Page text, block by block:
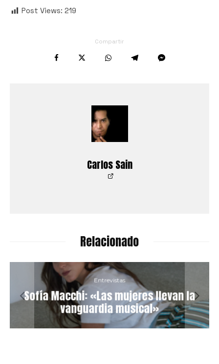
Post Views: 219
Compartir
Carlos Sain
Relacionado
Entrevistas
Sofía Macchi: «Las mujeres llevan la
vanguardia musical»